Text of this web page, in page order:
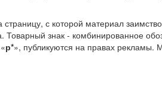
с которой материал
знак - комбинированное
р*», публикуются на правах